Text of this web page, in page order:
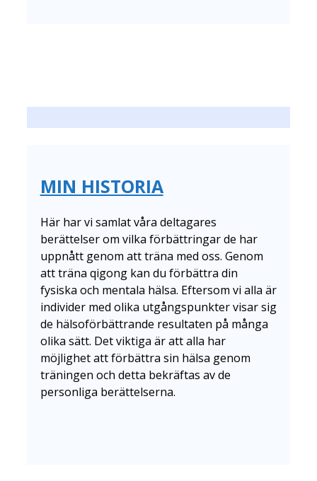
MIN HISTORIA
Här har vi samlat våra deltagares
berättelser om vilka förbättringar de har
uppnått genom att träna med oss. Genom
att träna qigong kan du förbättra din
fysiska och mentala hälsa. Eftersom vi alla är
individer med olika utgångspunkter visar sig
de hälsoförbättrande resultaten på många
olika sätt. Det viktiga är att alla har
möjlighet att förbättra sin hälsa genom
träningen och detta bekräftas av de
personliga berättelserna.